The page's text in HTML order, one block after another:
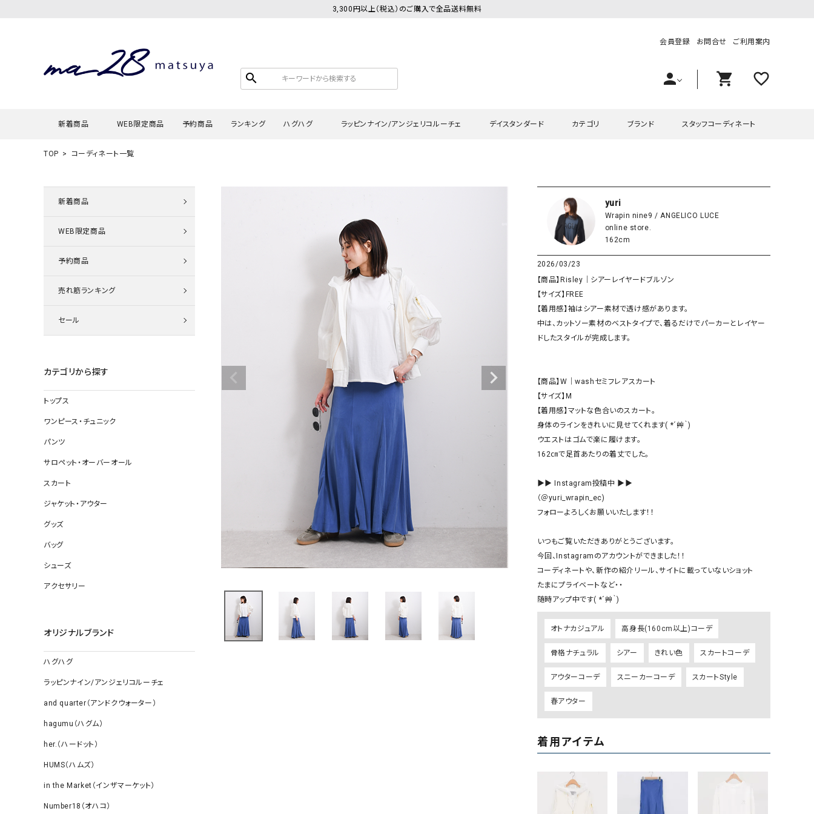
3,300円以上（税込）のご購入で全品送料無料
search
会員登録 お問合せ ご利用案内
person shopping_cart favorite_outline
新着商品 WEB限定商品 予約商品 ランキング ハグハグ
ロング・マキシ丈
その他スカート
すべて見る
ラッピンナイン/アンジェリコルーチェ
タンクトップ・キャミソール
デニムパンツ
その他のパンツ
ジャケット
その他アウター
デイスタンダード
チュニック
その他スカート
カテゴリ
ワンピース・チュニック
サロペット・オーバーオール
スカート
ジャケット・アウター
グッズ
ワンピース・チュニック
サロペット・オーバーオール
グッズ
ブランド
ラッピンナイン/アンジェリコルーチェ
hagumu（ハグム）
her.（ハードット）
and quarter（アンドクウォーター） HUMS（ハムズ）
Our.（アワードット）
Wrapin nine9（ラッピンナイン）
1 metre carre（アンメートルキャレ ）
adidas（アディダス）
ASFVLT（アスファルト）
Antiquite's（アンティークス）
Audition（オーディション）
ORDINARY FITS（オーディ
blue willow（ブルーウィロー）
blue willow（ブルーウィロー）
CUBE SUGAR（キューブシュガー） PUMA（プーマ）
CONVERSE ALL STAR（コンバースオー
ルスター）
Risley（リズレー）
DENIM DUNGAREE（デニムダンガリー） SO（エスオー）
Deck（ディック）
EVOL（イーボル）
SCOTCH&SODA（スコッチ
ダ）
Emma Taylor（エマテイラー）
FLAVOR TEE（フレーバーティー）
スタッフコーディネート
TOP コーディネート一覧
新着商品
WEB限定商品
予約商品
売れ筋ランキング
セール
カテゴリから探す
トップス
ワンピース・チュニック
パンツ
サロペット・オーバーオール
スカート
ジャケット・アウター
グッズ
バッグ
シューズ
アクセサリー
オリジナルブランド
ハグハグ
ラッピンナイン/アンジェリコルーチェ
and quarter（アンドクウォーター）
hagumu（ハグム）
her.（ハードット）
HUMS（ハムズ）
in the Market（インザマーケット）
Number18（オハコ）
yuri
Wrapin nine9 / ANGELICO LUCE
online store.
162cm
2026/03/23
【商品】Risley｜シアーレイヤードブルゾン
【サイズ】FREE
【着用感】袖はシアー素材で透け感があります。
中は、カットソー素材のベストタイプで、着るだけでパーカーとレイヤー
ドしたスタイルが完成します。
【商品】W｜washセミフレアスカート
【サイズ】M
【着用感】マットな色合いのスカート。
身体のラインをきれいに見せてくれます( *´艸｀)
ウエストはゴムで楽に履けます。
162㎝で足首あたりの着丈でした。
▶▶ Instagram投稿中 ▶▶
（＠yuri_wrapin_ec)
フォローよろしくお願いいたします！！
いつもご覧いただきありがとうございます。
今回、Instagramのアカウントができました！！
コーディネートや、新作の紹介リール、サイトに載っていないショット
たまにプライベートなど・・
随時アップ中です( *´艸｀)
オトナカジュアル 高身長(160cm以上)コーデ
骨格ナチュラル シアー きれい色 スカートコーデ
アウターコーデ スニーカーコーデ スカートStyle
春アウター
着用アイテム